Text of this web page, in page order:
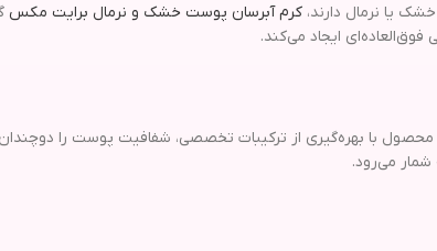
یا نرمال دارند، کرم آبرسان پوست خشک و نرمال برایت مکس
ایجاد می‌کند.
با بهره‌گیری از ترکیبات تخصصی، شفافیت پوست را دوچندان
می‌رود.